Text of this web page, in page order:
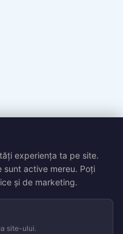
experiența ta pe site.
sunt active mereu. Poți
și de marketing.
site-ului.